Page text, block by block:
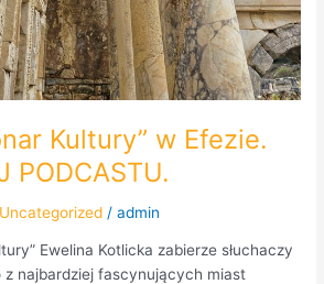
Kultury” w Efezie.
PODCASTU.
Uncategorized /admin
Ewelina Kotlicka zabierze słuchaczy
z najbardziej fascynujących miast